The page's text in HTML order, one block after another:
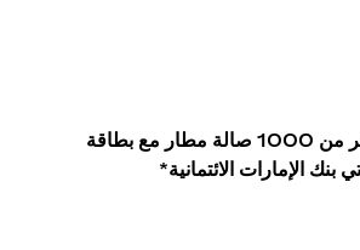
ادخل إلى أكثر من 1000 صالة مطار مع بطاقة
بنك الإمارات الائتمانية*